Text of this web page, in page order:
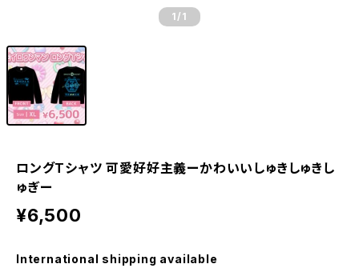
1 /1
ロングTシャツ 可愛好好主義ーかわいいしゅきしゅきし
ゅぎー
¥6,500
International shipping available